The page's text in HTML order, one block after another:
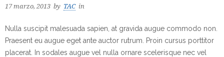
17 marzo, 2013 by TAC in
Nulla suscipit malesuada sapien, at gravida augue commodo non.
Praesent eu augue eget ante auctor rutrum. Proin cursus porttitor
placerat. In sodales augue vel nulla ornare scelerisque nec vel